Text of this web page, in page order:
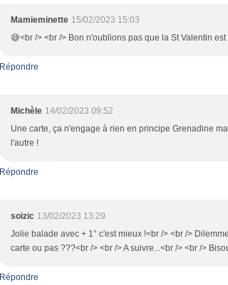
Mamieminette 15/02/2023 15:03
😅<br /> <br /> Bon n'oublions pas que la St Valentin
Répondre
Michèle 14/02/2023 09:52
Une carte, ça n'engage à rien en principe Grenadine
l'autre !
Répondre
soizic 13/02/2023 13:29
Jolie balade avec + 1° c'est mieux !<br /> <br />
carte ou pas ???<br /> <br /> A suivre...<br /> <br />
Répondre